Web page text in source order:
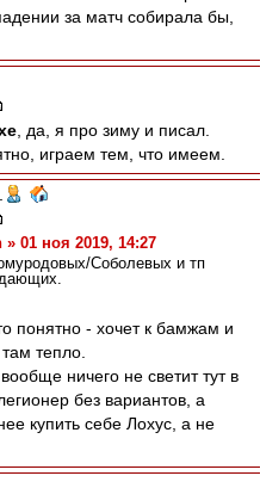
за матч собирала бы,
, да, я про зиму и писал.
играем тем, что имеем.
-
01 ноя 2019, 14:27
Соболевых и тп
понятно - хочет к бамжам и
тепло.
ничего не светит тут в
без вариантов, а
купить себе Лохус, а не